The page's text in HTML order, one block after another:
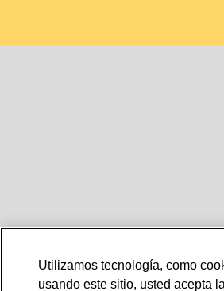
Utilizamos tecnología, como
usando este sitio, usted acepta